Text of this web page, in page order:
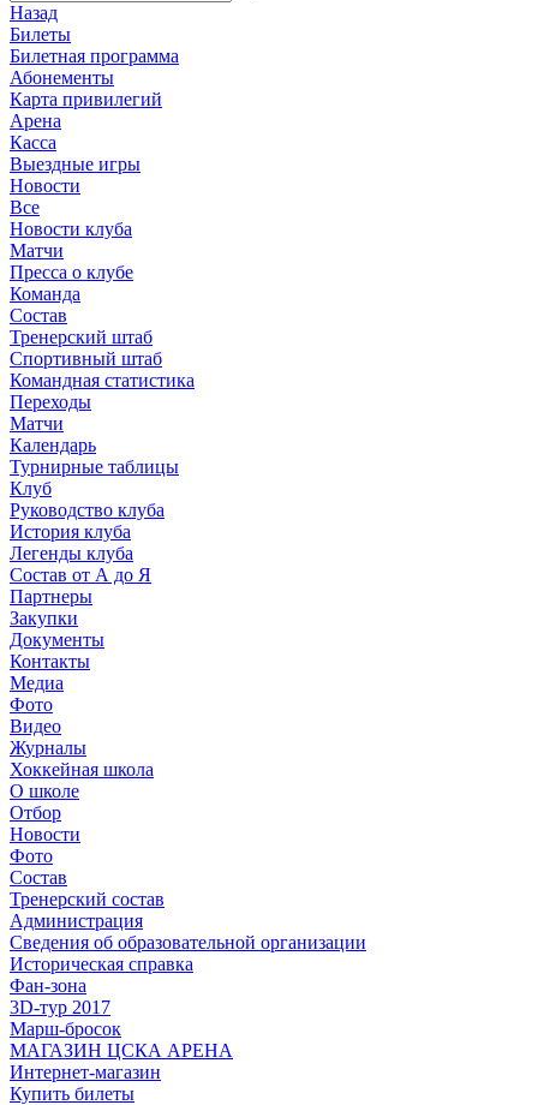
Назад
Билеты
Билетная программа
Абонементы
Карта привилегий
Арена
Касса
Выездные игры
Новости
Все
Новости клуба
Матчи
Пресса о клубе
Команда
Состав
Тренерский штаб
Спортивный штаб
Командная статистика
Переходы
Матчи
Календарь
Турнирные таблицы
Клуб
Руководство клуба
История клуба
Легенды клуба
Состав от А до Я
Партнеры
Закупки
Документы
Контакты
Медиа
Фото
Видео
Журналы
Хоккейная школа
О школе
Отбор
Новости
Фото
Состав
Тренерский состав
Администрация
Сведения об образовательной организации
Историческая справка
Фан-зона
3D-тур 2017
Марш-бросок
МАГАЗИН ЦСКА АРЕНА
Интернет-магазин
Купить билеты